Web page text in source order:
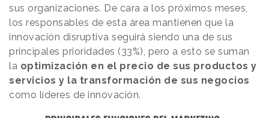
sus organizaciones. De cara a los próximos meses,
los responsables de esta área mantienen que la
innovación disruptiva seguirá siendo una de sus
principales prioridades (33%), pero a esto se suman
la optimización en el precio de sus productos y
servicios y la transformación de sus negocios
como líderes de innovación.